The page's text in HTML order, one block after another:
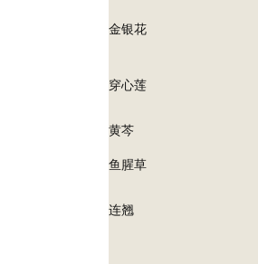
金银花
穿心莲
黄芩
鱼腥草
连翘